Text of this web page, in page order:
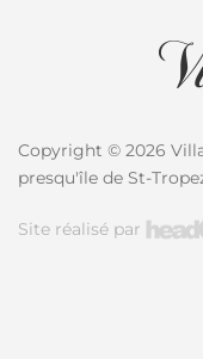
Copyright © 2026
presqu'île de St-
Site réalisé par